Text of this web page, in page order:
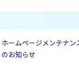
ホームページメンテナン
のお知らせ